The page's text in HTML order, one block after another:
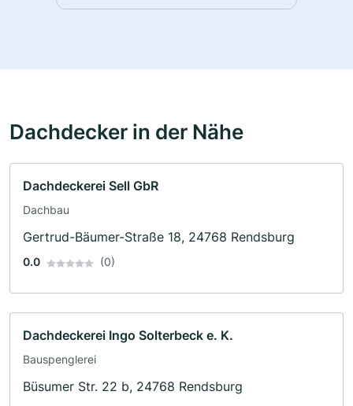
Dachdecker in der Nähe
Dachdeckerei Sell GbR
Dachbau
Gertrud-Bäumer-Straße 18, 24768 Rendsburg
0.0 (0)
Dachdeckerei Ingo Solterbeck e. K.
Bauspenglerei
Büsumer Str. 22 b, 24768 Rendsburg